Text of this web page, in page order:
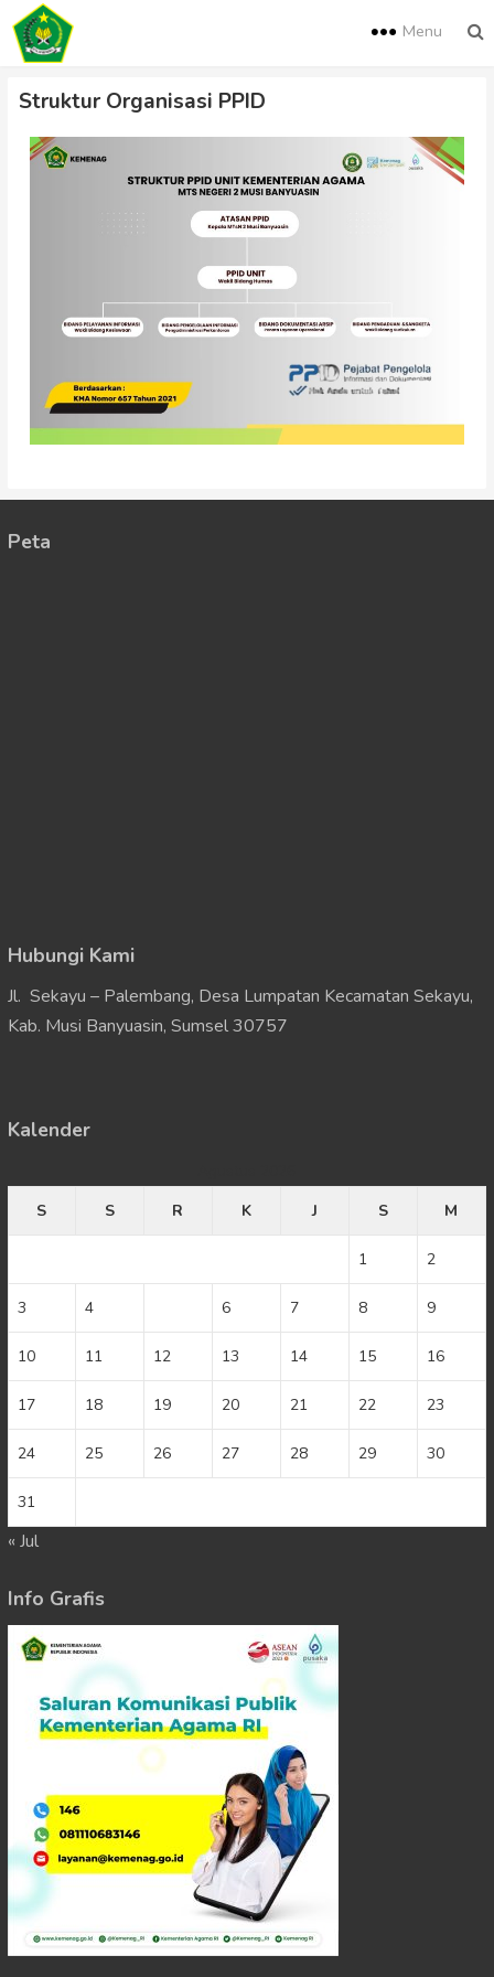
Menu
Struktur Organisasi PPID
Peta
Hubungi Kami
Jl. Sekayu – Palembang, Desa Lumpatan Kecamatan Sekayu,
Kab. Musi Banyuasin, Sumsel 30757
Kalender
S
S R K J S M
1 2
3 4 6 7 8 9
10 11 12 13 14 15 16
17 18 19 20 21 22 23
24 25 26 27 28 29 30
31
« Jul
Info Grafis